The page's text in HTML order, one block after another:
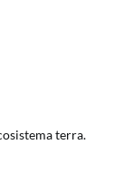
terra.